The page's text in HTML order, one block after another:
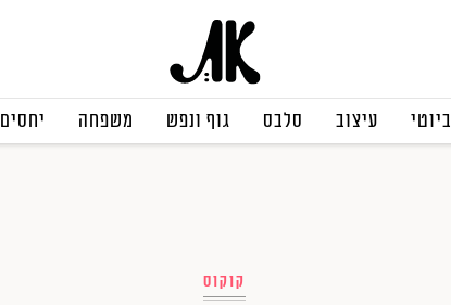
ביוטי עיצוב סלבס גוף ונפש משפחה יחסים
קוקוס